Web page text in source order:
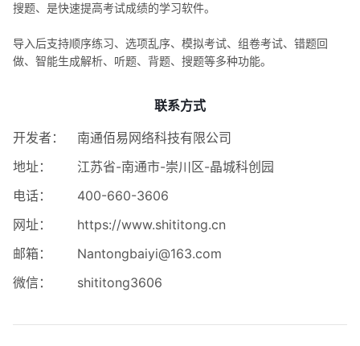
搜题、是快速提高考试成绩的学习软件。
导入后支持顺序练习、选项乱序、模拟考试、组卷考试、错题回
做、智能生成解析、听题、背题、搜题等多种功能。
联系方式
开发者：
南通佰易网络科技有限公司
地址：
江苏省-南通市-崇川区-晶城科创园
电话：
400-660-3606
网址：
https://www.shititong.cn
邮箱：
Nantongbaiyi@163.com
微信：
shititong3606